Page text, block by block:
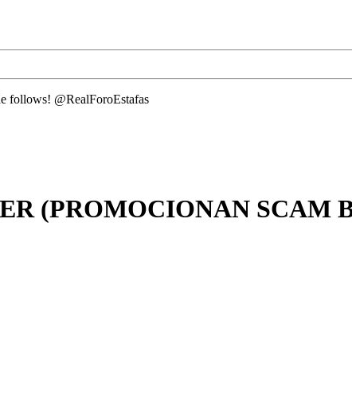
follows! @RealForoEstafas
(PROMOCIONAN SCAM